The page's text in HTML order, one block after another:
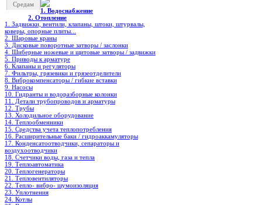
Средам
1. Водоснабжение
2. Отопление
1. Задвижки, вентили, клапаны, штоки, штурвалы,
коверы, опорные плиты...
2. Шаровые краны
3. Дисковые поворотные затворы / заслонки
4. Шиберные ножевые и щитовые затворы / задвижки
5. Приводы к арматуре
6. Клапаны и регуляторы
7. Фильтры, грязевики и грязеотделители
8. Виброкомпенсаторы / гибкие вставки
9. Насосы
10. Гидранты и водоразборные колонки
11. Детали трубопроводов и арматуры
12. Трубы
13. Холодильное oборудование
14. Теплообменники
15. Средства учета теплопотребления
16. Расширительные баки / гидроаккамуляторы
17. Конденсатоотводчики, сепараторы и
воздухоотводчики
18. Счетчики воды, газа и тепла
19. Теплоавтоматика
20. Теплогенераторы
21. Тепловентиляторы
22. Тепло- вибро- шумоизоляция
23. Уплотнения
24. Котлы